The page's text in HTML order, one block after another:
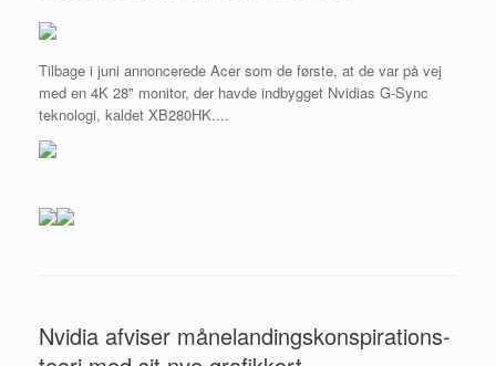
Tilbage i juni annoncerede Acer som de første, at de var på vej
med en 4K 28" monitor, der havde indbygget Nvidias G-Sync
teknologi, kaldet XB280HK....
Nvidia afviser månelandingskonspirations-